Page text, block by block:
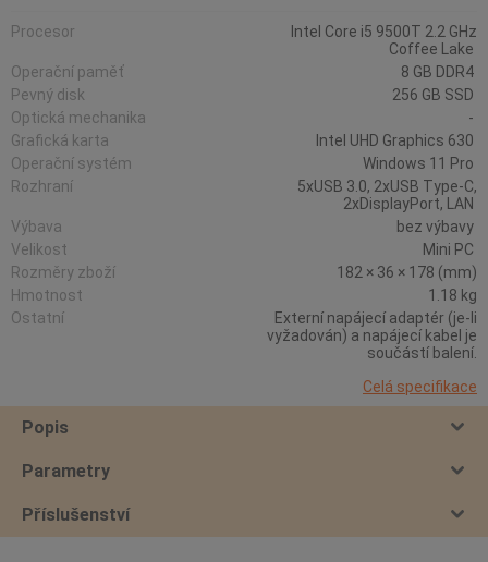
Procesor
Intel Core i5 9500T 2.2 GHz
Coffee Lake
Operační paměť
8 GB DDR4
Pevný disk
256 GB SSD
Optická mechanika
-
Grafická karta
Intel UHD Graphics 630
Operační systém
Windows 11 Pro
Rozhraní
5xUSB 3.0, 2xUSB Type-C,
2xDisplayPort, LAN
Výbava
bez výbavy
Velikost
Mini PC
Rozměry zboží
182 × 36 × 178 (mm)
Hmotnost
1.18 kg
Ostatní
Externí napájecí adaptér (je-li
vyžadován) a napájecí kabel je
součástí balení.
Celá specifikace
Popis
Parametry
Příslušenství